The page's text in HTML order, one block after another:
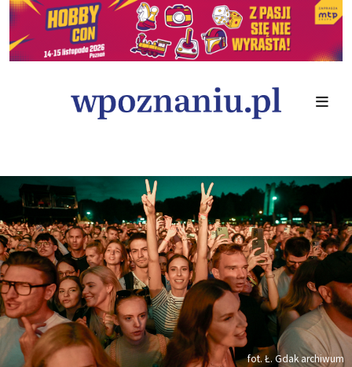
fot. Ł. Gdak archiwum